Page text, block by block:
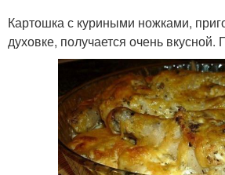
Картошка с куриными ножками,
духовке, получается очень вкусной.